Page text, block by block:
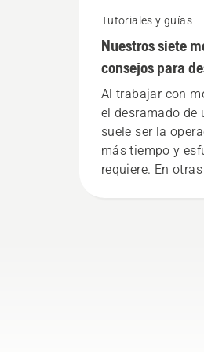
Tutoriales y guías
Nuestros siete
consejos para
árboles de
eficaz
Al trabajar con
el desramado de
suele ser la
más tiempo y
requiere. En